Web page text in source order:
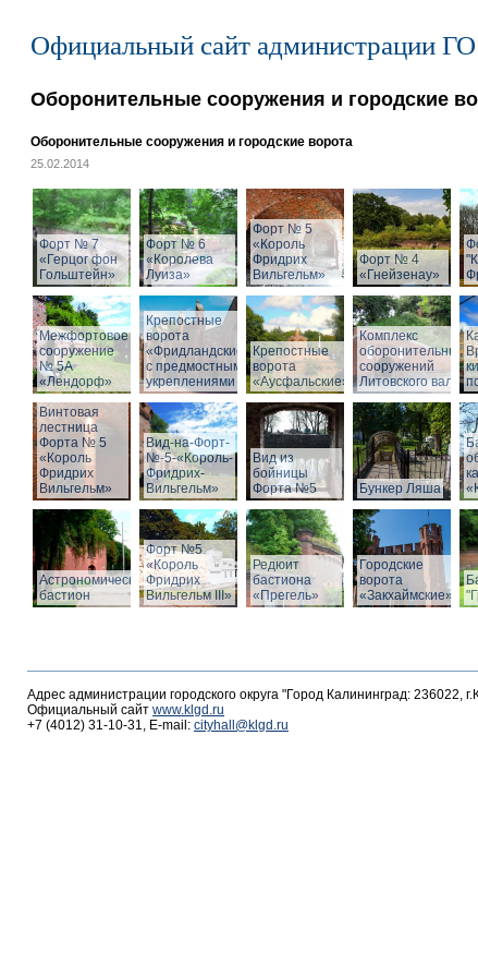
Официальный сайт администрации
Оборонительные сооружения и городские
Оборонительные сооружения и городские ворота
25.02.2014
Форт № 7
«Герцог фон
Гольштейн»
Форт № 6
«Королева
Луиза»
Форт № 5
«Король
Фридрих
Вильгельм»
Форт № 4
«Гнейзенау»
Межфортовое
сооружение
№ 5А
«Лендорф»
Крепостные
ворота
«Фридландские»
с предмостными
укреплениями
Крепостные
ворота
«Аусфальские»
Комплекс
оборонительных
сооружений
Литовского вала
Винтовая
лестница
Форта № 5
«Король
Фридрих
Вильгельм»
Вид-на-Форт-
№-5-«Король-
Фридрих-
Вильгельм»
Вид из
бойницы
Форта №5
Бункер Ляша
Астрономический
бастион
Форт №5
«Король
Фридрих
Вильгельм III»
Редюит
бастиона
«Прегель»
Городские
ворота
«Закхаймские»
Адрес администрации городского округа "Город Калининград: 236022,
Официальный сайт www.klgd.ru
+7 (4012) 31-10-31, E-mail: cityhall@klgd.ru